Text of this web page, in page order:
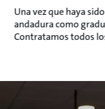
Una vez que haya
andadura como
Contratamos todos